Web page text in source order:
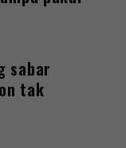
sabar
tak